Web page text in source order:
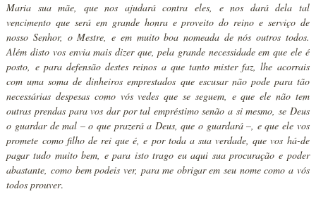
Maria sua mãe, que nos ajudará contra eles, e nos dará dela tal
vencimento que será em grande honra e proveito do reino e serviço de
nosso Senhor, o Mestre, e em muito boa nomeada de nós outros todos.
Além disto vos envia mais dizer que, pela grande necessidade em que ele é
posto, e para defensão destes reinos a que tanto mister faz, lhe acorrais
com uma soma de dinheiros emprestados que escusar não pode para tão
necessárias despesas como vós vedes que se seguem, e que ele não tem
outras prendas para vos dar por tal empréstimo senão a si mesmo, se Deus
o guardar de mal – o que prazerá a Deus, que o guardará –, e que ele vos
promete como filho de rei que é, e por toda a sua verdade, que vos há-de
pagar tudo muito bem, e para isto trago eu aqui sua procuração e poder
abastante, como bem podeis ver, para me obrigar em seu nome como a vós
todos prouver.